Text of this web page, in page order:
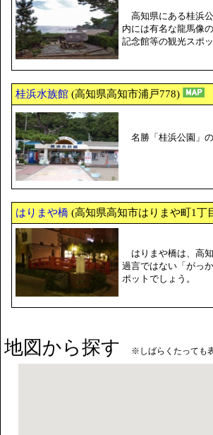
高知県にある桂浜
内には有名な龍馬像
記念館等の観光スポ
桂浜水族館 (高知県高知市浦戸778)
名勝「桂浜公園」
はりまや橋 (高知県高知市はりまや町1丁
はりまや橋は、高
過言ではない「がっ
ポットでしょう。
地図から探す ※しばらくたっても